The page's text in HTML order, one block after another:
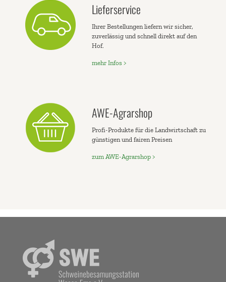
Lieferservice
Ihrer Bestellungen liefern wir sicher,
zuverlässig und schnell direkt auf den
Hof.
mehr Infos >
AWE-Agrarshop
Profi-Produkte für die Landwirtschaft zu
günstigen und fairen Preisen
zum AWE-Agrarshop >